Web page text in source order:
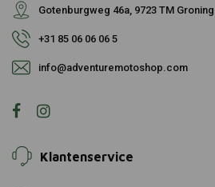
Gotenburgweg 46a, 9723 TM
+31 85 06 06 06 5
info@adventuremotoshop.com
Klantenservice